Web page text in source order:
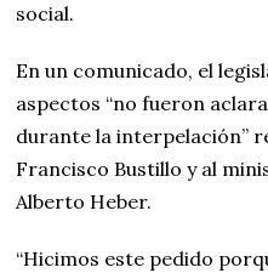
social.
En un comunicado, el
aspectos “no fueron
durante la interpelación”
Francisco Bustillo y al
Alberto Heber.
“Hicimos este pedido